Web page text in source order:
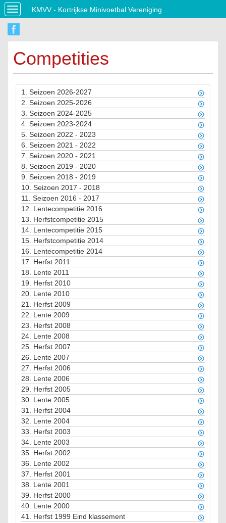
Toggle
navigation
KMVV - Kortrijkse Minivoetbal Vereniging
Competities
1. Seizoen 2026-2027
2. Seizoen 2025-2026
3. Seizoen 2024-2025
4. Seizoen 2023-2024
5. Seizoen 2022 - 2023
6. Seizoen 2021 - 2022
7. Seizoen 2020 - 2021
8. Seizoen 2019 - 2020
9. Seizoen 2018 - 2019
10. Seizoen 2017 - 2018
11. Seizoen 2016 - 2017
12. Lentecompetitie 2016
13. Herfstcompetitie 2015
14. Lentecompetitie 2015
15. Herfstcompetitie 2014
16. Lentecompetitie 2014
17. Herfst 2011
18. Lente 2011
19. Herfst 2010
20. Lente 2010
21. Herfst 2009
22. Lente 2009
23. Herfst 2008
24. Lente 2008
25. Herfst 2007
26. Lente 2007
27. Herfst 2006
28. Lente 2006
29. Herfst 2005
30. Lente 2005
31. Herfst 2004
32. Lente 2004
33. Herfst 2003
34. Lente 2003
35. Herfst 2002
36. Lente 2002
37. Herfst 2001
38. Lente 2001
39. Herfst 2000
40. Lente 2000
41. Herfst 1999 Eind klassement